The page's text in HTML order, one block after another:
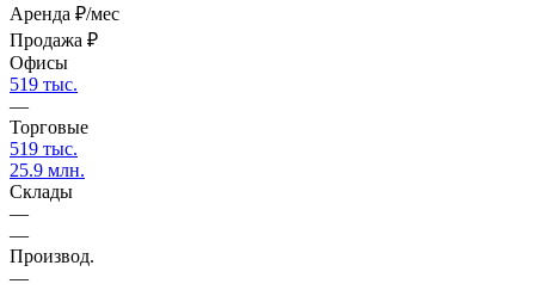
Аренда ₽/мес
Продажа ₽
Офисы
519 тыс.
—
Торговые
519 тыс.
25.9 млн.
Склады
—
—
Производ.
—